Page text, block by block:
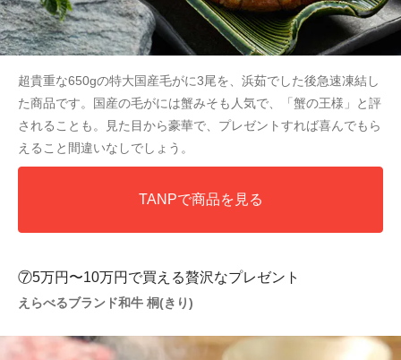
超貴重な650gの特大国産毛がに3尾を、浜茹でした後急速凍結し
た商品です。国産の毛がには蟹みそも人気で、「蟹の王様」と評
されることも。見た目から豪華で、プレゼントすれば喜んでもら
えること間違いなしでしょう。
TANPで商品を見る
⑦5万円〜10万円で買える贅沢なプレゼント
えらべるブランド和牛 桐(きり)